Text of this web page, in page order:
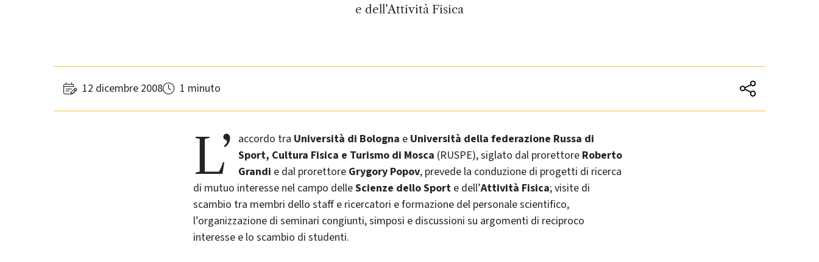
e dell’Attività Fisica
12 dicembre 2008 1 minuto
L’ accordo tra Università di Bologna e Università della federazione Russa di
Sport, Cultura Fisica e Turismo di Mosca (RUSPE), siglato dal prorettore Roberto
Grandi e dal prorettore Grygory Popov, prevede la conduzione di progetti di ricerca
di mutuo interesse nel campo delleScienze dello Sport e dell’Attività Fisica; visite di
scambio tra membri dello staff e ricercatori e formazione del personale scientifico,
l’organizzazione di seminari congiunti, simposi e discussioni su argomenti di reciproco
interesse e lo scambio di studenti.